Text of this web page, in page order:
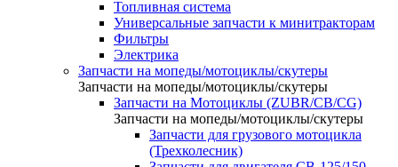
Топливная система
Универсальные запчасти к минитракторам
Фильтры
Электрика
Запчасти на мопеды/мотоциклы/скутеры
Запчасти на мопеды/мотоциклы/скутеры
Запчасти на Мотоциклы (ZUBR/CB/CG)
Запчасти на мопеды/мотоциклы/скутеры
Запчасти для грузового мотоцикла
(Трехколесник)